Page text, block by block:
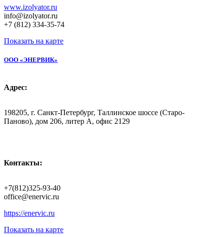
www.izolyator.ru
info@izolyator.ru
+7 (812) 334-35-74
Показать на карте
ООО «ЭНЕРВИК»
Адрес:
198205, г. Санкт-Петербург, Таллинское шоссе (Старо-
Паново), дом 206, литер А, офис 2129
Контакты:
+7(812)325-93-40
office@enervic.ru
https://enervic.ru
Показать на карте